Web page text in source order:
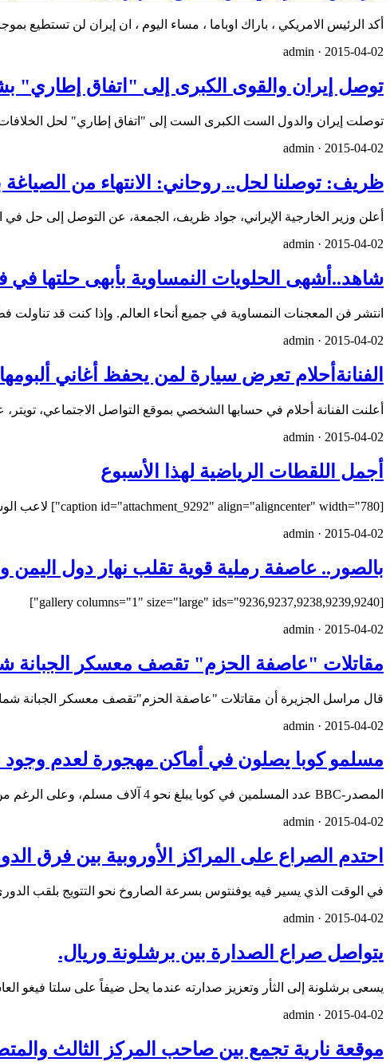
أكد الرئيس الامريكي ، باراك اوباما ، مساء اليوم ، ان إيران لن تستطيع
admin · 2015-04-02
توصل إيران والقوى الكبرى إلى "اتفاق إطاري"
توصلت إيران والدول الست الكبرى الست إلى "اتفاق إطاري" لحل
admin · 2015-04-02
ظريف: توصلنا لحل.. روحاني: الانتهاء من الصياغة بـ30
أعلن وزير الخارجية الإيراني، جواد ظريف، الجمعة، عن التوصل إلى حل في
admin · 2015-04-02
شاهد..أشهى الحلويات النمساوية بأبهى حلتها في
انتشر فن المعجنات النمساوية في جميع أنحاء العالم. وإذا كنت قد
admin · 2015-04-02
الفنانةأحلام تعرض سيارة لمن يحفظ أغاني
أعلنت الفنانة أحلام في حسابها الشخصي بموقع التواصل الاجتماعي، تويتر، عن تقديمها
admin · 2015-04-02
أجمل اللقطات الرياضية لهذا الأسبوع
[caption id="attachment_9292" align="aligncenter" width="780"] لاعب الوسط من فريق أريزونا لكرة السلة كيليب تاركز…
admin · 2015-04-02
بالصور.. عاصفة رملية قوية تقلب نهار دول اليمن
[gallery columns="1" size="large" ids="9236,9237,9238,9239,9240"]
admin · 2015-04-02
مقاتلات "عاصفة الحزم" تقصف معسكر الجبانة
قال مراسل الجزيرة أن مقاتلات "عاصفة الحزم"تقصف معسكر الجبانة
admin · 2015-04-02
مسلمو كوبا يصلون في أماكن مهجورة لعدم
المصدر-BBC عدد المسلمين في كوبا يبلغ نحو 4 آلاف مسلم، وعلى الرغم من قلة عددهم، إلا إنهم في تزايد. وبسبب عدم وجود…
admin · 2015-04-02
احتدم الصراع على المراكز الأوروبية بين فرق
في الوقت الذي يسير فيه يوفنتوس بسرعة الصاروخ نحو التتويج بلقب
admin · 2015-04-02
يتواصل صراع الصدارة بين برشلونة وريال.
يسعى برشلونة إلى الثأر وتعزيز صدارته عندما يحل ضيفاً على سلتا فيغو
admin · 2015-04-02
موقعة نارية تجمع بين صاحب المركز الثالث